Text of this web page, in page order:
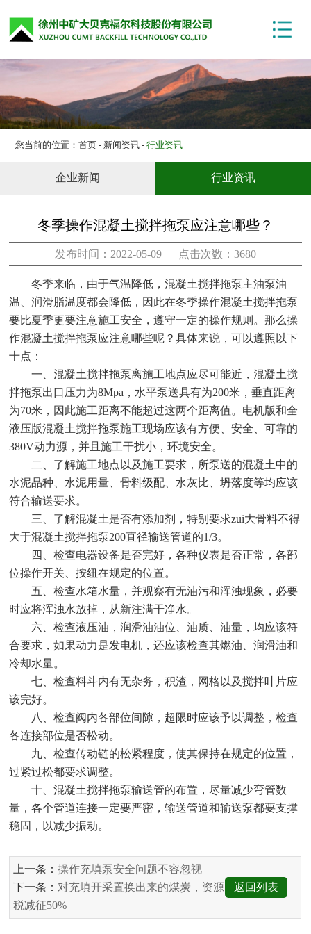
关于我们
产品展示
技术中心
项目案例
新闻资讯
您当前的位置：首页- 新闻资讯 -行业资讯
企业新闻 行业资讯
冬季操作混凝土搅拌拖泵应注意哪些？
发布时间：2022-05-09 点击次数：3680
冬季来临，由于气温降低，混凝土搅拌拖泵主油泵油
温、润滑脂温度都会降低，因此在冬季操作混凝土搅拌拖泵
要比夏季更要注意施工安全，遵守一定的操作规则。那么操
作混凝土搅拌拖泵应注意哪些呢？具体来说，可以遵照以下
十点：
一、混凝土搅拌拖泵离施工地点应尽可能近，混凝土搅
拌拖泵出口压力为8Mpa，水平泵送具有为200米，垂直距离
为70米，因此施工距离不能超过这两个距离值。电机版和全
液压版混凝土搅拌拖泵施工现场应该有方便、安全、可靠的
380V动力源，并且施工干扰小，环境安全。
二、了解施工地点以及施工要求，所泵送的混凝土中的
水泥品种、水泥用量、骨料级配、水灰比、坍落度等均应该
符合输送要求。
三、了解混凝土是否有添加剂，特别要求zui大骨料不得
大于混凝土搅拌拖泵200直径输送管道的1/3。
四、检查电器设备是否完好，各种仪表是否正常，各部
位操作开关、按纽在规定的位置。
五、检查水箱水量，并观察有无油污和浑浊现象，必要
时应将浑浊水放掉，从新注满干净水。
六、检查液压油，润滑油油位、油质、油量，均应该符
合要求，如果动力是发电机，还应该检查其燃油、润滑油和
冷却水量。
七、检查料斗内有无杂务，积渣，网格以及搅拌叶片应
该完好。
八、检查阀内各部位间隙，超限时应该予以调整，检查
各连接部位是否松动。
九、检查传动链的松紧程度，使其保持在规定的位置，
过紧过松都要求调整。
十、混凝土搅拌拖泵输送管的布置，尽量减少弯管数
量，各个管道连接一定要严密，输送管道和输送泵都要支撑
稳固，以减少振动。
上一条：操作充填泵安全问题不容忽视
下一条： 对充填开采置换出来的煤炭，资源
税减征50%
返回列表